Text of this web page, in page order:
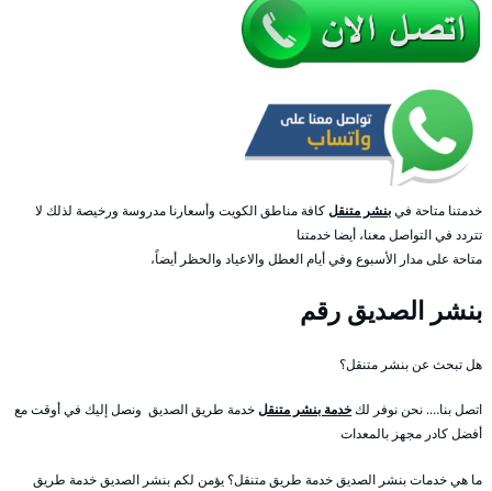
خدمتنا متاحة فيبنشر متنقلكافة مناطق الكويت وأسعارنا مدروسة ورخيصة لذلك لا
تتردد في التواصل معنا، أيضا خدمتنا
متاحة على مدار الأسبوع وفي أيام العطل والاعياد والحظر أيضاً،
بنشر الصديق رقم
هل تبحث عن بنشر متنقل؟
اتصل بنا…. نحن نوفر لكخدمة بنشر متنقلخدمة طريق الصديق ونصل إليك في أوقت مع
أفضل كادر مجهز بالمعدات
ما هي خدمات بنشر الصديق خدمة طريق متنقل؟ يؤمن لكم بنشر الصديق خدمة طريق